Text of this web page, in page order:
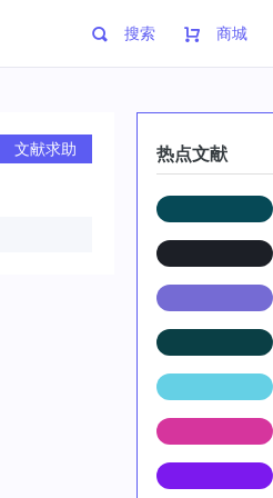
搜索 商城
文献求助 热点文献